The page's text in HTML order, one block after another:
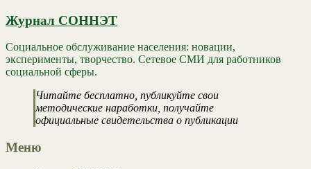
Журнал СОННЭТ
Социальное обслуживание населения: новации,
эксперименты, творчество. Сетевое СМИ для работников
социальной сферы.
Читайте бесплатно, публикуйте свои
методические наработки, получайте
официальные свидетельства о публикации
Меню